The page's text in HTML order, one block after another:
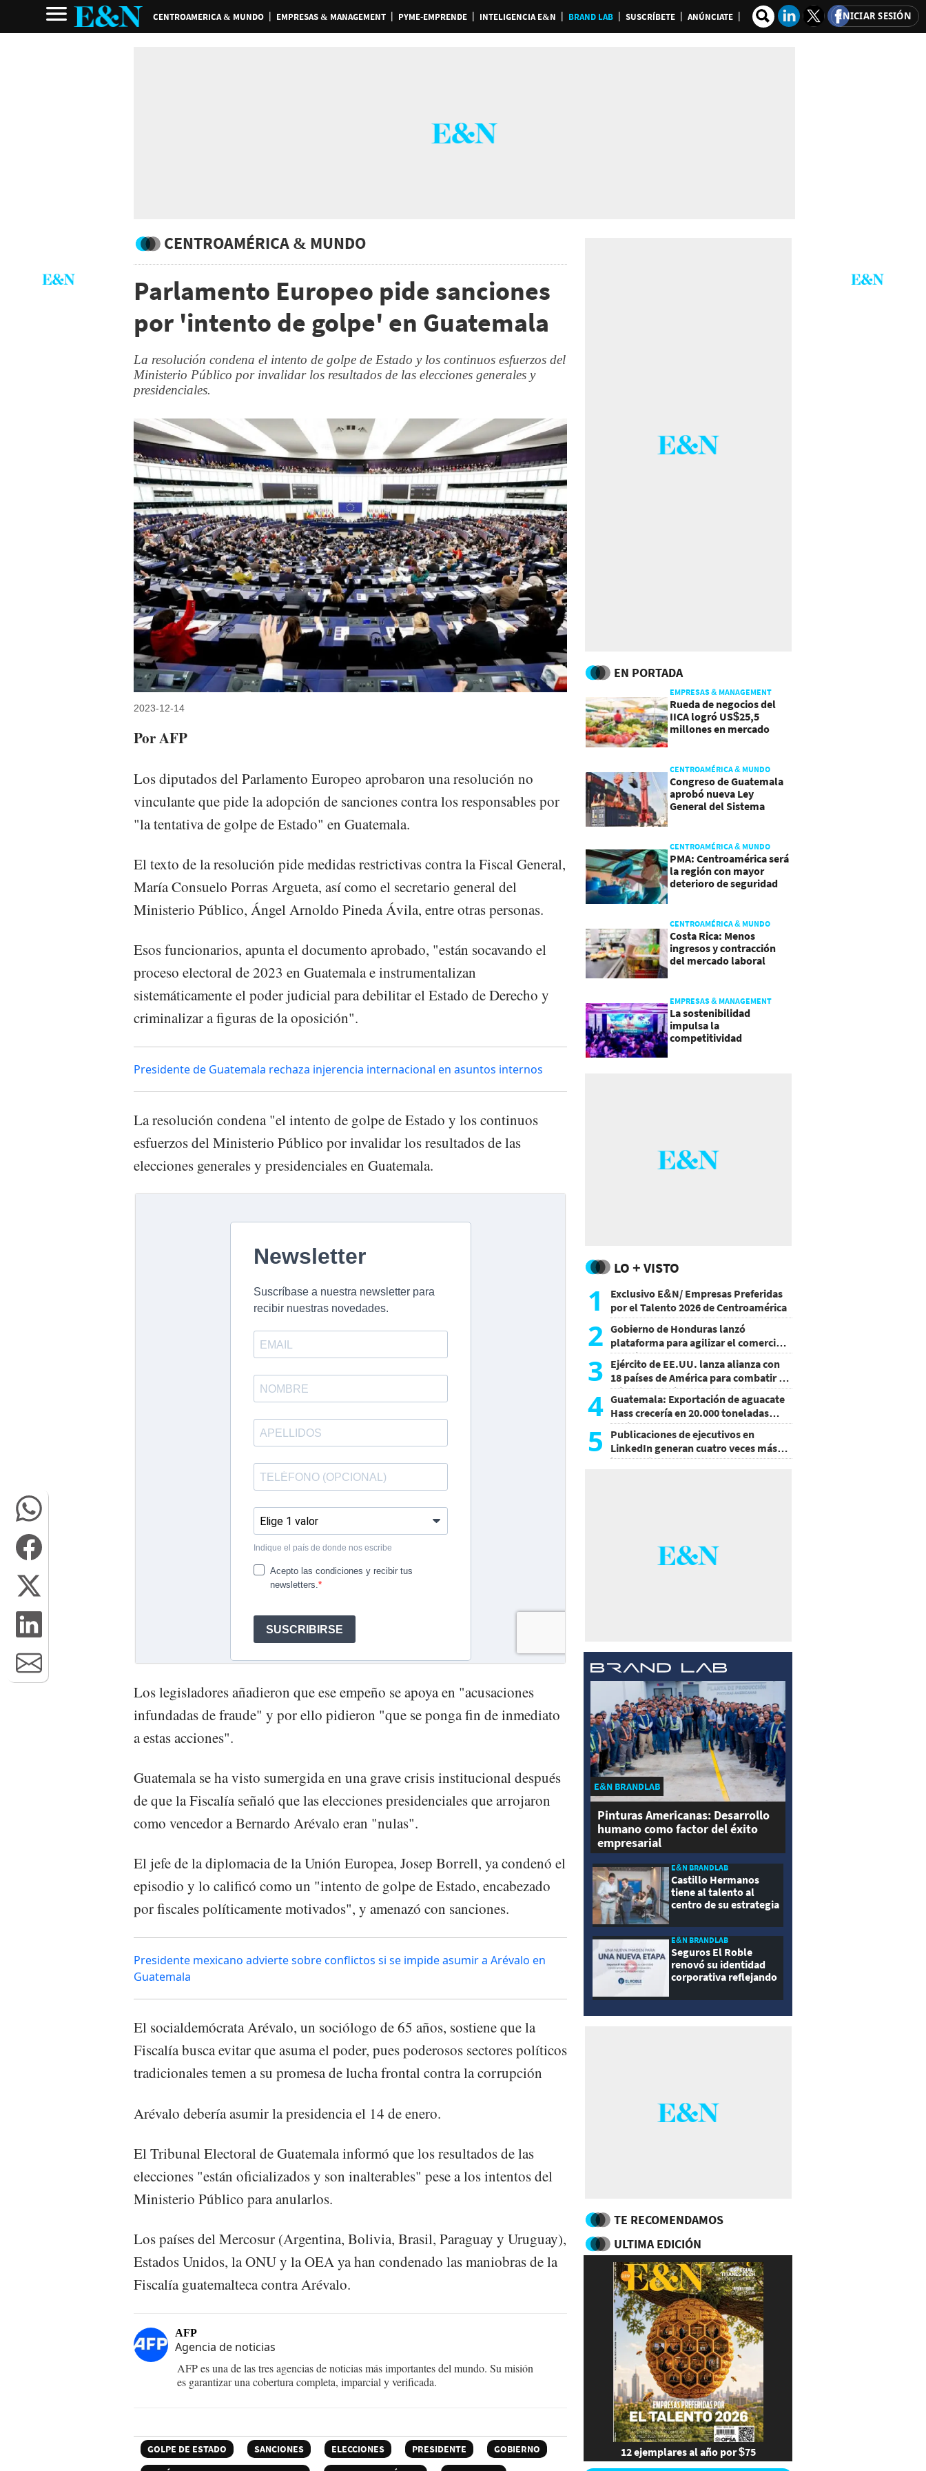
CENTROAMERICA & MUNDO EMPRESAS & MANAGEMENT PYME-EMPRENDE INTELIGENCIA E&N BRAND LAB SUSCRÍBETE ANÚNCIATE INICIAR SESIÓN
CENTROAMÉRICA & MUNDO
Parlamento Europeo pide sanciones
por 'intento de golpe' en Guatemala
La resolución condena el intento de golpe de Estado y los continuos esfuerzos del
Ministerio Público por invalidar los resultados de las elecciones generales y
presidenciales.
2023-12-14
Por AFP
Los diputados del Parlamento Europeo aprobaron una resolución no
vinculante que pide la adopción de sanciones contra los responsables por
"la tentativa de golpe de Estado" en Guatemala.
El texto de la resolución pide medidas restrictivas contra la Fiscal General,
María Consuelo Porras Argueta, así como el secretario general del
Ministerio Público, Ángel Arnoldo Pineda Ávila, entre otras personas.
Esos funcionarios, apunta el documento aprobado, "están socavando el
proceso electoral de 2023 en Guatemala e instrumentalizan
sistemáticamente el poder judicial para debilitar el Estado de Derecho y
criminalizar a figuras de la oposición".
Presidente de Guatemala rechaza injerencia internacional en asuntos internos
La resolución condena "el intento de golpe de Estado y los continuos
esfuerzos del Ministerio Público por invalidar los resultados de las
elecciones generales y presidenciales en Guatemala.
Los legisladores añadieron que ese empeño se apoya en "acusaciones
infundadas de fraude" y por ello pidieron "que se ponga fin de inmediato
a estas acciones".
Guatemala se ha visto sumergida en una grave crisis institucional después
de que la Fiscalía señaló que las elecciones presidenciales que arrojaron
como vencedor a Bernardo Arévalo eran "nulas".
El jefe de la diplomacia de la Unión Europea, Josep Borrell, ya condenó el
episodio y lo calificó como un "intento de golpe de Estado, encabezado
por fiscales políticamente motivados", y amenazó con sanciones.
Presidente mexicano advierte sobre conflictos si se impide asumir a Arévalo en
Guatemala
El socialdemócrata Arévalo, un sociólogo de 65 años, sostiene que la
Fiscalía busca evitar que asuma el poder, pues poderosos sectores políticos
tradicionales temen a su promesa de lucha frontal contra la corrupción
Arévalo debería asumir la presidencia el 14 de enero.
El Tribunal Electoral de Guatemala informó que los resultados de las
elecciones "están oficializados y son inalterables" pese a los intentos del
Ministerio Público para anularlos.
Los países del Mercosur (Argentina, Bolivia, Brasil, Paraguay y Uruguay),
Estados Unidos, la ONU y la OEA ya han condenado las maniobras de la
Fiscalía guatemalteca contra Arévalo.
AFP
Agencia de noticias
AFP es una de las tres agencias de noticias más importantes del mundo. Su misión
es garantizar una cobertura completa, imparcial y verificada.
GOLPE DE ESTADO SANCIONES ELECCIONES PRESIDENTE
GOBIERNO
EN PORTADA
EMPRESAS & MANAGEMENT
Rueda de negocios del
IICA logró US$25,5
millones en mercado
CENTROAMÉRICA & MUNDO
Congreso de Guatemala
aprobó nueva Ley
General del Sistema
CENTROAMÉRICA & MUNDO
PMA: Centroamérica será
la región con mayor
deterioro de seguridad
CENTROAMÉRICA & MUNDO
Costa Rica: Menos
ingresos y contracción
del mercado laboral
EMPRESAS & MANAGEMENT
La sostenibilidad
impulsa la
competitividad
LO + VISTO
1
Exclusivo E&N/ Empresas Preferidas
por el Talento 2026 de Centroamérica
2 Gobierno de Honduras lanzó
plataforma para agilizar el comercio
exterior
3 Ejército de EE.UU. lanza alianza con
18 países de América para combatir el
crimen organizado
4 Guatemala: Exportación de aguacate
Hass crecería en 20.000 toneladas
hacia 2028
5
Publicaciones de ejecutivos en
LinkedIn generan cuatro veces más
interacciones
E&N BRANDLAB
Pinturas Americanas: Desarrollo
humano como factor del éxito
empresarial
E&N BRANDLAB
Castillo Hermanos
tiene al talento al
centro de su estrategia
E&N BRANDLAB
Seguros El Roble
renovó su identidad
corporativa reflejando
modernidad
TE RECOMENDAMOS
ULTIMA EDICIÓN
12 ejemplares al año por $75